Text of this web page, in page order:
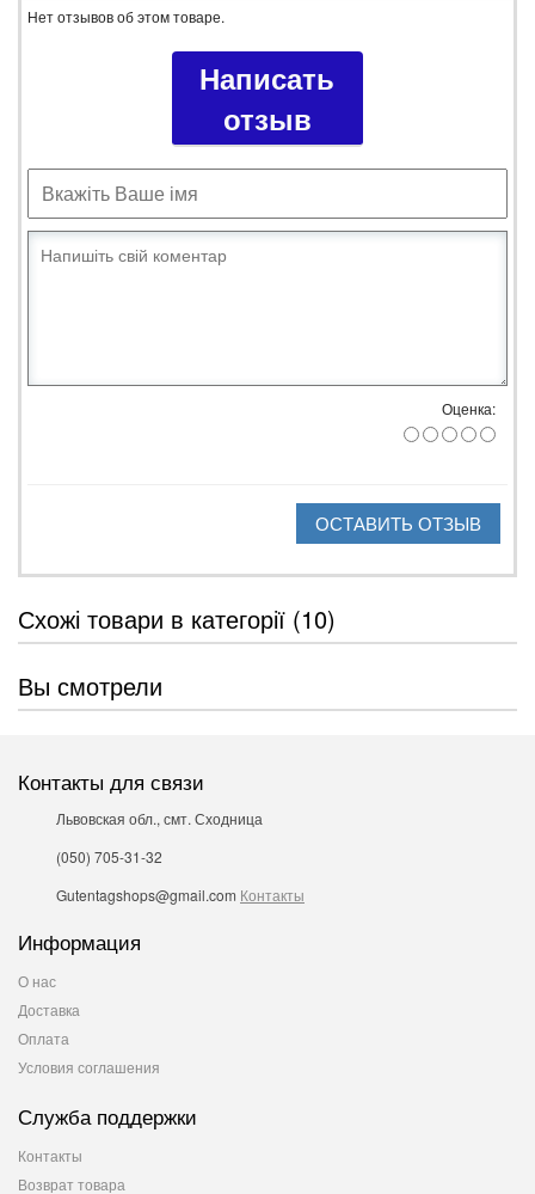
Нет отзывов об этом товаре.
Написать
отзыв
Оценка:
ОСТАВИТЬ ОТЗЫВ
Схожі товари в категорії (10)
Вы смотрели
Контакты для связи
Львовская обл., смт. Сходница
(050) 705-31-32
Gutentagshops@gmail.com Контакты
Информация
О нас
Доставка
Оплата
Условия соглашения
Служба поддержки
Контакты
Возврат товара